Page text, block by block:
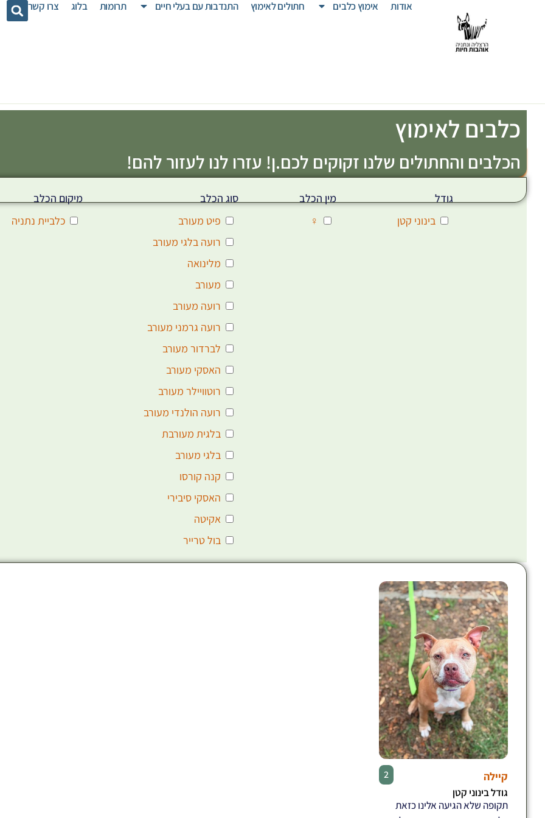
אודות אימוץ כלבים חתולים לאימוץ התנדבות עם בעלי חיים תרומות בלוג צרו קשר
כלבים לאימוץ
הכלבים והחתולים שלנו זקוקים לכם.ן! עזרו לנו לעזור להם!
גודל
בינוני קטן
מין הכלב
♀
סוג הכלב
פיט מעורב
רועה בלגי מעורב
מלינואה
מעורב
רועה מעורב
רועה גרמני מעורב
לברדור מעורב
האסקי מעורב
רוטוויילר מעורב
רועה הולנדי מעורב
בלגית מעורבת
בלגי מעורב
קנה קורסו
האסקי סיבירי
אקיטה
בול טרייר
אמריקן בולי
מיקום הכלב
כלביית נתניה
קיילה 2
גודל בינוני קטן
תקופה שלא הגיעה אלינו כזאת